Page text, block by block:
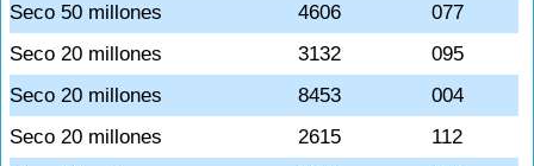
Seco 50 millones
4606
077
Seco 20 millones
3132
095
Seco 20 millones
8453
004
Seco 20 millones
2615
112